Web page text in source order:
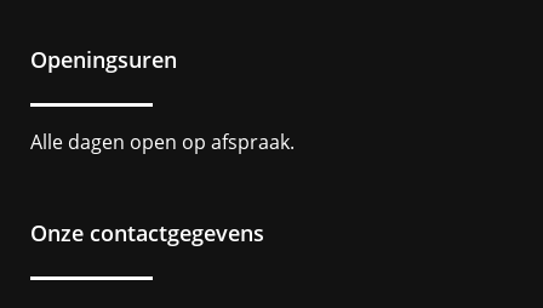
Openingsuren
Alle dagen open op afspraak.
Onze contactgegevens